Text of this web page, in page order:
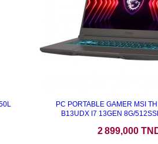
PC PORTABLE GAMER MSI
B13UDX I7 13GEN 8G/
2 899,000